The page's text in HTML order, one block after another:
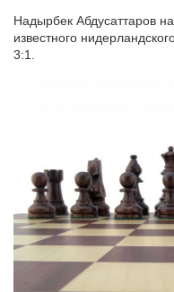
Надырбек Абдусаттаров
известного
3:1.